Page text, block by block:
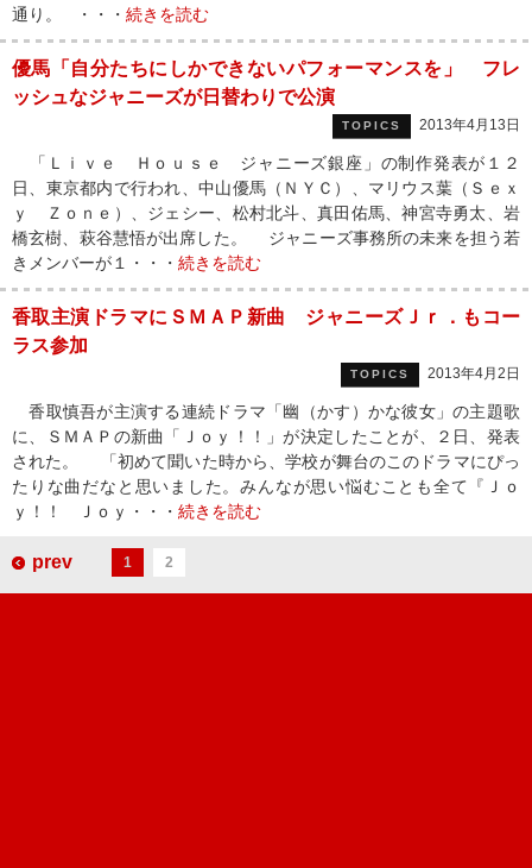
通り。 ・・・ 続きを読む
優馬「自分たちにしかできないパフォーマンスを」 フレ
ッシュなジャニーズが日替わりで公演
TOPICS 2013年4月13日
「Ｌｉｖｅ Ｈｏｕｓｅ ジャニーズ銀座」の制作発表が１２
日、東京都内で行われ、中山優馬（ＮＹＣ）、マリウス葉（Ｓｅｘ
ｙ Ｚｏｎｅ）、ジェシー、松村北斗、真田佑馬、神宮寺勇太、岩
橋玄樹、萩谷慧悟が出席した。 ジャニーズ事務所の未来を担う若
きメンバーが１・・・ 続きを読む
香取主演ドラマにＳＭＡＰ新曲 ジャニーズＪｒ．もコー
ラス参加
TOPICS 2013年4月2日
香取慎吾が主演する連続ドラマ「幽（かす）かな彼女」の主題歌
に、ＳＭＡＰの新曲「Ｊｏｙ！！」が決定したことが、２日、発表
された。 「初めて聞いた時から、学校が舞台のこのドラマにぴっ
たりな曲だなと思いました。みんなが思い悩むことも全て『Ｊｏ
ｙ！！ Ｊｏｙ・・・ 続きを読む
prev 1 2